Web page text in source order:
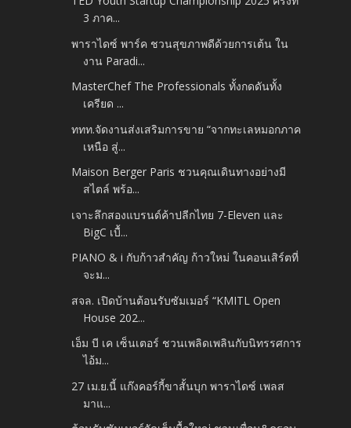
3 ภาค...
พาราไดซ์ พาร์ค ชวนสุขภาพดีด้วยการเต้น ใน
งาน Paradi...
MasterChef The Professionals ทั้งกดดันทั้ง
เครียด ...
ททท.จัดงานส่งเสริมการขาย “จากทะเลหมอกภาค
เหนือ สู่...
Maison Berger Paris ชวนคุณเดินทางอย่างมี
สไตล์ พร้อ...
เจาะลึกสองแบรนด์ค้าปลีกไทย 7-Eleven และ
BigC เบื้...
PIANO & i กับก้าวสำคัญ ก้าวใหม่ ในคอนเสิร์ตที่
จะม...
สจล. เปิดบ้านต้อนรับซัมเมอร์ “KMITL Open
House 202...
เอ็ม บี เค เซ็นเตอร์ ชวนเพลิดเพลินกับนิทรรศการ
ไอ้ม...
27 เม.ย.นี้ แก๊งคอร์กี้ขาสั้นบุก พาราไดซ์ เพลส
มาแ...